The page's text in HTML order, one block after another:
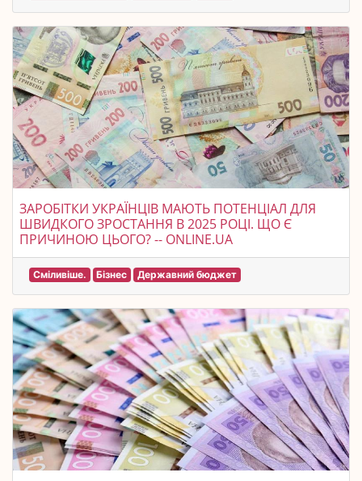
ЗАРОБІТКИ УКРАЇНЦІВ МАЮТЬ ПОТЕНЦІАЛ ДЛЯ
ШВИДКОГО ЗРОСТАННЯ В 2025 РОЦІ. ЩО Є
ПРИЧИНОЮ ЦЬОГО? -- ONLINE.UA
Сміливіше. Бізнес Державний бюджет